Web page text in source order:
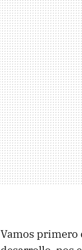
Vamos primero